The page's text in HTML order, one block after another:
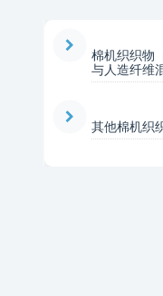
棉机织织物
与人造纤维
其他棉机织